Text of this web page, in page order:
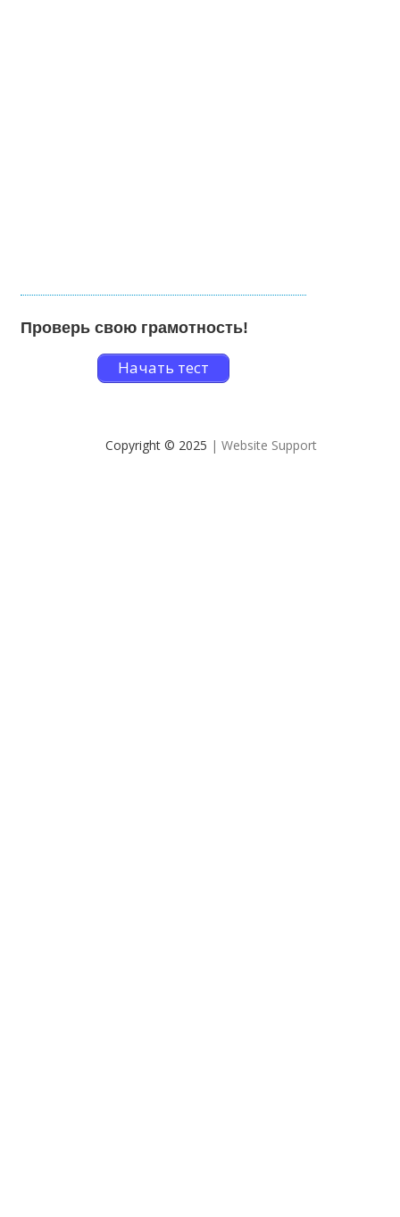
Проверь свою грамотность!
Начать тест
Copyright © 2025 | Website Support